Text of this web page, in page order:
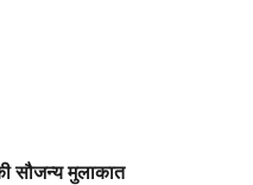
सौजन्य मुलाकात